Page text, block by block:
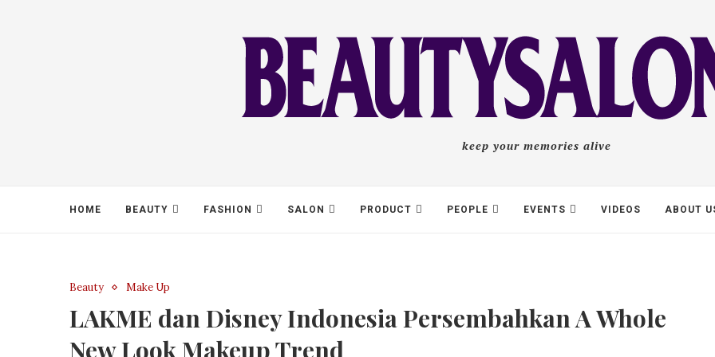
keep your memories alive
HOME BEAUTY FASHION SALON PRODUCT PEOPLE EVENTS VIDEOS ABOUT
Beauty Make Up
LAKME dan Disney Indonesia Persembahkan A Whole
New Look Makeup Trend